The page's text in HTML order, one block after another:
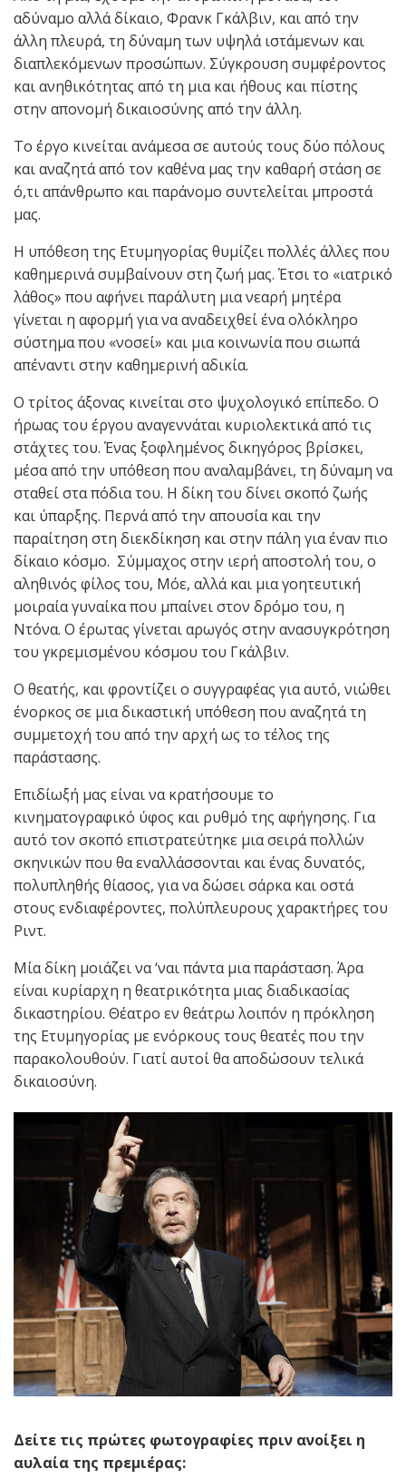
αδύναμο αλλά δίκαιο, Φρανκ Γκάλβιν, και από την
άλλη πλευρά, τη δύναμη των υψηλά ιστάμενων και
διαπλεκόμενων προσώπων. Σύγκρουση συμφέροντος
και ανηθικότητας από τη μια και ήθους και πίστης
στην απονομή δικαιοσύνης από την άλλη.
Το έργο κινείται ανάμεσα σε αυτούς τους δύο πόλους
και αναζητά από τον καθένα μας την καθαρή στάση σε
ό,τι απάνθρωπο και παράνομο συντελείται μπροστά
μας.
Η υπόθεση της Ετυμηγορίας θυμίζει πολλές άλλες που
καθημερινά συμβαίνουν στη ζωή μας. Έτσι το «ιατρικό
λάθος» που αφήνει παράλυτη μια νεαρή μητέρα
γίνεται η αφορμή για να αναδειχθεί ένα ολόκληρο
σύστημα που «νοσεί» και μια κοινωνία που σιωπά
απέναντι στην καθημερινή αδικία.
Ο τρίτος άξονας κινείται στο ψυχολογικό επίπεδο. Ο
ήρωας του έργου αναγεννάται κυριολεκτικά από τις
στάχτες του. Ένας ξοφλημένος δικηγόρος βρίσκει,
μέσα από την υπόθεση που αναλαμβάνει, τη δύναμη να
σταθεί στα πόδια του. Η δίκη του δίνει σκοπό ζωής
και ύπαρξης. Περνά από την απουσία και την
παραίτηση στη διεκδίκηση και στην πάλη για έναν πιο
δίκαιο κόσμο. Σύμμαχος στην ιερή αποστολή του, ο
αληθινός φίλος του, Μόε, αλλά και μια γοητευτική
μοιραία γυναίκα που μπαίνει στον δρόμο του, η
Ντόνα. Ο έρωτας γίνεται αρωγός στην ανασυγκρότηση
του γκρεμισμένου κόσμου του Γκάλβιν.
Ο θεατής, και φροντίζει ο συγγραφέας για αυτό, νιώθει
ένορκος σε μια δικαστική υπόθεση που αναζητά τη
συμμετοχή του από την αρχή ως το τέλος της
παράστασης.
Επιδίωξή μας είναι να κρατήσουμε το
κινηματογραφικό ύφος και ρυθμό της αφήγησης. Για
αυτό τον σκοπό επιστρατεύτηκε μια σειρά πολλών
σκηνικών που θα εναλλάσσονται και ένας δυνατός,
πολυπληθής θίασος, για να δώσει σάρκα και οστά
στους ενδιαφέροντες, πολύπλευρους χαρακτήρες του
Ριντ.
Μία δίκη μοιάζει να ‘ναι πάντα μια παράσταση. Άρα
είναι κυρίαρχη η θεατρικότητα μιας διαδικασίας
δικαστηρίου. Θέατρο εν θεάτρω λοιπόν η πρόκληση
της Ετυμηγορίας με ενόρκους τους θεατές που την
παρακολουθούν. Γιατί αυτοί θα αποδώσουν τελικά
δικαιοσύνη.
Δείτε τις πρώτες φωτογραφίες πριν ανοίξει η
αυλαία της πρεμιέρας: